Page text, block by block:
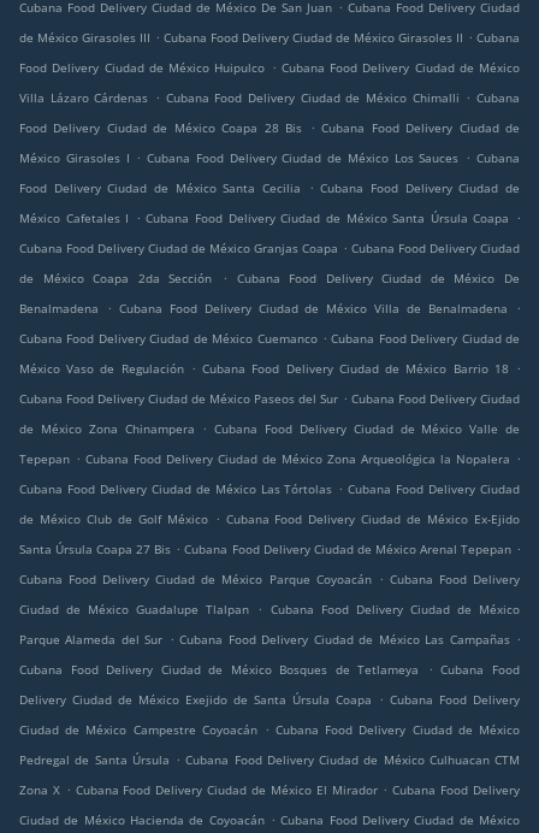
Cubana Food Delivery Ciudad de México De San Juan . Cubana Food Delivery Ciudad
de México Girasoles III . Cubana Food Delivery Ciudad de México Girasoles II . Cubana
Food Delivery Ciudad de México Huipulco . Cubana Food Delivery Ciudad de México
Villa Lázaro Cárdenas . Cubana Food Delivery Ciudad de México Chimalli . Cubana
Food Delivery Ciudad de México Coapa 28 Bis
. Cubana Food Delivery Ciudad de
México Girasoles I . Cubana Food Delivery Ciudad de México Los Sauces . Cubana
Food Delivery Ciudad de México Santa Cecilia
. Cubana Food Delivery Ciudad de
México Cafetales I
. Cubana Food Delivery Ciudad de México Santa Úrsula Coapa
.
Cubana Food Delivery Ciudad de México Granjas Coapa . Cubana Food Delivery Ciudad
de México Coapa 2da Sección
.
Cubana Food Delivery Ciudad de México De
Benalmadena
. Cubana Food Delivery Ciudad de México Villa de Benalmadena
.
Cubana Food Delivery Ciudad de México Cuemanco . Cubana Food Delivery Ciudad de
México Vaso de Regulación . Cubana Food Delivery Ciudad de México Barrio 18
.
Cubana Food Delivery Ciudad de México Paseos del Sur . Cubana Food Delivery Ciudad
de México Zona Chinampera
. Cubana Food Delivery Ciudad de México Valle de
Tepepan . Cubana Food Delivery Ciudad de México Zona Arqueológica la Nopalera .
Cubana Food Delivery Ciudad de México Las Tórtolas . Cubana Food Delivery Ciudad
de México Club de Golf México . Cubana Food Delivery Ciudad de México Ex-Ejido
Santa Úrsula Coapa 27 Bis . Cubana Food Delivery Ciudad de México Arenal Tepepan .
Cubana Food Delivery Ciudad de México Parque Coyoacán . Cubana Food Delivery
Ciudad de México Guadalupe Tlalpan
. Cubana Food Delivery Ciudad de México
Parque Alameda del Sur . Cubana Food Delivery Ciudad de México Las Campañas .
Cubana Food Delivery Ciudad de México Bosques de Tetlameya
. Cubana Food
Delivery Ciudad de México Exejido de Santa Úrsula Coapa
. Cubana Food Delivery
Ciudad de México Campestre Coyoacán . Cubana Food Delivery Ciudad de México
Pedregal de Santa Úrsula . Cubana Food Delivery Ciudad de México Culhuacan CTM
Zona X . Cubana Food Delivery Ciudad de México El Mirador . Cubana Food Delivery
Ciudad de México Hacienda de Coyoacán . Cubana Food Delivery Ciudad de México